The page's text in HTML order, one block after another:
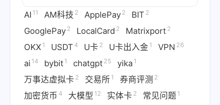
AI 11 AM科技 2 ApplePay 2 BIT 2
GooglePay 2 LocalCard 2 Matrixport 2
OKX 1 USDT 4 U卡 2 U卡出入金 1 VPN 26
ai 14 bybit 1 chatgpt 25 yika 1
万事达虚拟卡 2 交易所 1 券商评测 2
加密货币 4 大模型 12 实体卡 2 常见问题 1